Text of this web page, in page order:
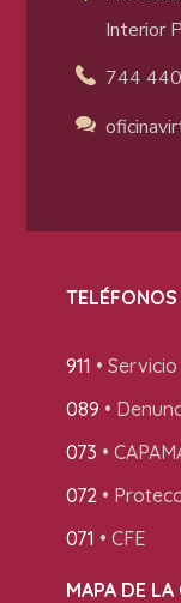
Interior
744
TELÉFONOS
911 •
089 •
073 •
072 •
071 • CFE
MAPA DE LA